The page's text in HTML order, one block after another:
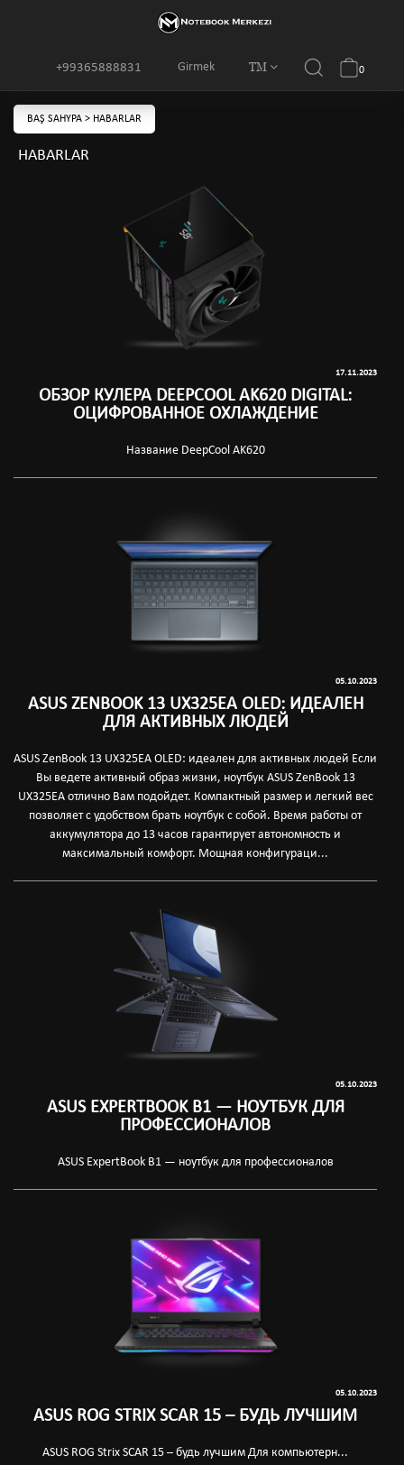
Girmek TM
+99365888831 0
BAŞ SAHYPA > HABARLAR
HABARLAR
17.11.2023
ОБЗОР КУЛЕРА DEEPСOOL AK620 DIGITAL:
ОЦИФРОВАННОЕ ОХЛАЖДЕНИЕ
Название DeepCool AK620
05.10.2023
ASUS ZENBOOK 13 UX325EA OLED: ИДЕАЛЕН
ДЛЯ АКТИВНЫХ ЛЮДЕЙ
ASUS ZenBook 13 UX325EA OLED: идеален для активных людей Если
Вы ведете активный образ жизни, ноутбук ASUS ZenBook 13
UX325EA отлично Вам подойдет. Компактный размер и легкий вес
позволяет с удобством брать ноутбук с собой. Время работы от
аккумулятора до 13 часов гарантирует автономность и
максимальный комфорт. Мощная конфигураци...
05.10.2023
ASUS EXPERTBOOK B1 — НОУТБУК ДЛЯ
ПРОФЕССИОНАЛОВ
ASUS ExpertBook B1 — ноутбук для профессионалов
05.10.2023
ASUS ROG STRIX SCAR 15 – БУДЬ ЛУЧШИМ
ASUS ROG Strix SCAR 15 – будь лучшим Для компьютерн...